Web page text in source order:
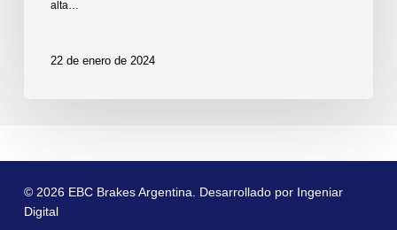
alta…
22 de enero de 2024
© 2026 EBC Brakes Argentina. Desarrollado por Ingeniar
Digital